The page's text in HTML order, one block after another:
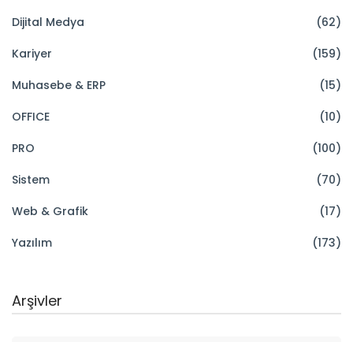
Dijital Medya
(62)
Kariyer
(159)
Muhasebe & ERP
(15)
OFFICE
(10)
PRO
(100)
Sistem
(70)
Web & Grafik
(17)
Yazılım
(173)
Arşivler